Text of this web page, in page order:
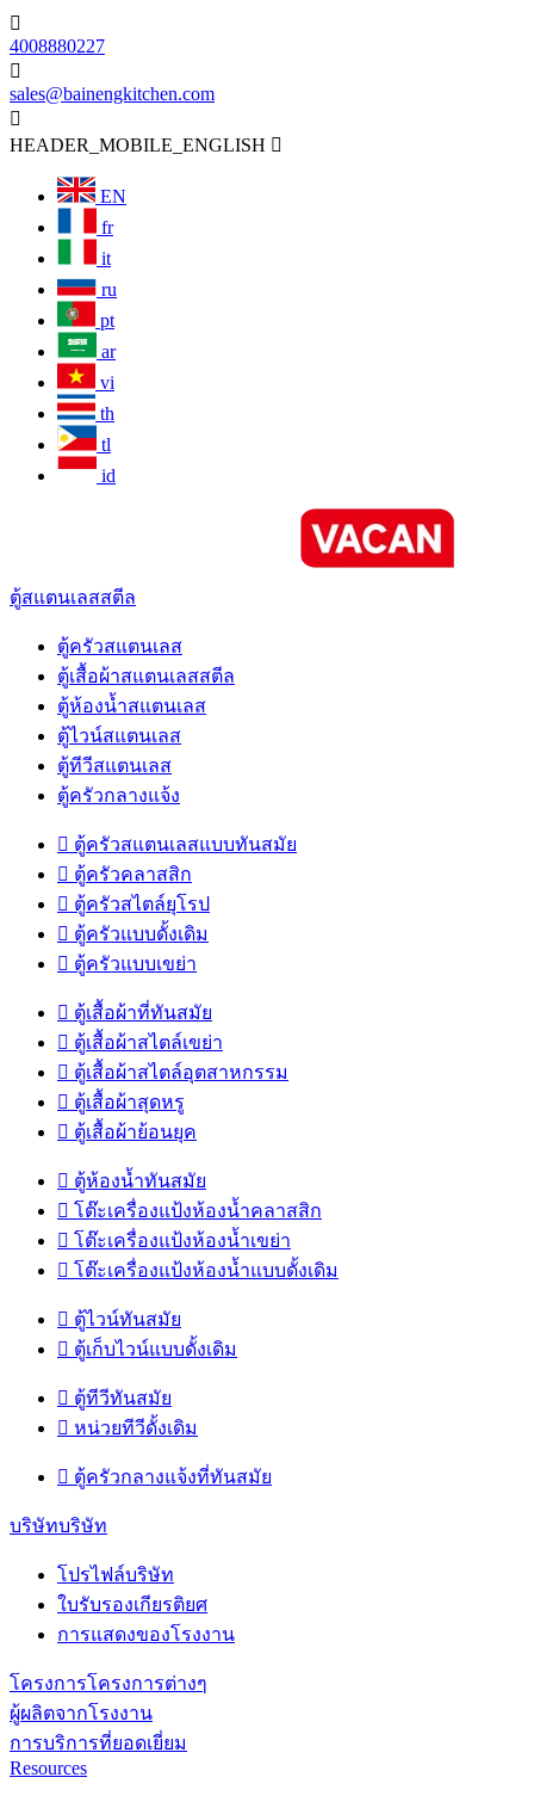

4008880227

sales@bainengkitchen.com

HEADER_MOBILE_ENGLISH 
EN
fr
it
ru
pt
ar
vi
th
tl
id
ตู้สแตนเลสสตีล
ตู้ครัวสแตนเลส
ตู้เสื้อผ้าสแตนเลสสตีล
ตู้ห้องน้ำสแตนเลส
ตู้ไวน์สแตนเลส
ตู้ทีวีสแตนเลส
ตู้ครัวกลางแจ้ง
 ตู้ครัวสแตนเลสแบบทันสมัย
 ตู้ครัวคลาสสิก
 ตู้ครัวสไตล์ยุโรป
 ตู้ครัวแบบดั้งเดิม
 ตู้ครัวแบบเขย่า
 ตู้เสื้อผ้าที่ทันสมัย
 ตู้เสื้อผ้าสไตล์เขย่า
 ตู้เสื้อผ้าสไตล์อุตสาหกรรม
 ตู้เสื้อผ้าสุดหรู
 ตู้เสื้อผ้าย้อนยุค
 ตู้ห้องน้ำทันสมัย
 โต๊ะเครื่องแป้งห้องน้ำคลาสสิก
 โต๊ะเครื่องแป้งห้องน้ำเขย่า
 โต๊ะเครื่องแป้งห้องน้ำแบบดั้งเดิม
 ตู้ไวน์ทันสมัย
 ตู้เก็บไวน์แบบดั้งเดิม
 ตู้ทีวีทันสมัย
 หน่วยทีวีดั้งเดิม
 ตู้ครัวกลางแจ้งที่ทันสมัย
บริษัทบริษัท
โปรไฟล์บริษัท
ใบรับรองเกียรติยศ
การแสดงของโรงงาน
โครงการโครงการต่างๆ
ผู้ผลิตจากโรงงาน
การบริการที่ยอดเยี่ยม
Resources